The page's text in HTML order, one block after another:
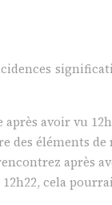
avoir vu
éléments de
après
cela